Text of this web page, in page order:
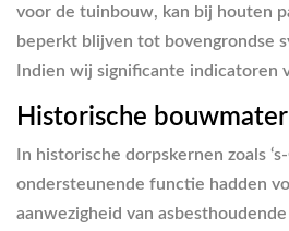
voor de tuinbouw, kan bij houten
beperkt blijven tot bovengrondse
Indien wij significante indicatoren
Historische
In historische dorpskernen zoals
ondersteunende functie hadden
aanwezigheid van